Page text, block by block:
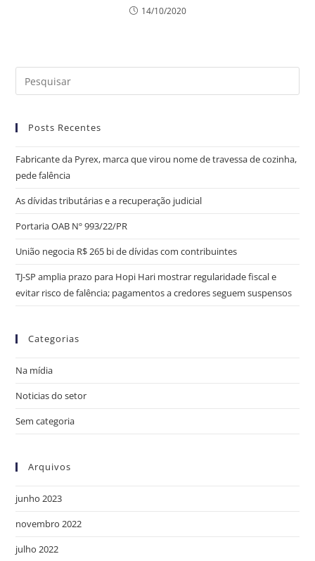
14/10/2020
Posts Recentes
Fabricante da Pyrex, marca que virou nome de travessa de cozinha,
pede falência
As dívidas tributárias e a recuperação judicial
Portaria OAB Nº 993/22/PR
União negocia R$ 265 bi de dívidas com contribuintes
TJ-SP amplia prazo para Hopi Hari mostrar regularidade fiscal e
evitar risco de falência; pagamentos a credores seguem suspensos
Categorias
Na mídia
Noticias do setor
Sem categoria
Arquivos
junho 2023
novembro 2022
julho 2022